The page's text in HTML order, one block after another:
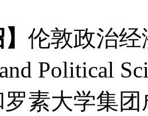
伦敦政治经
Political
素大学集